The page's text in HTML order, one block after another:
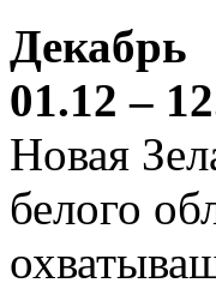
Декабрь
01.12 –
Новая
белого